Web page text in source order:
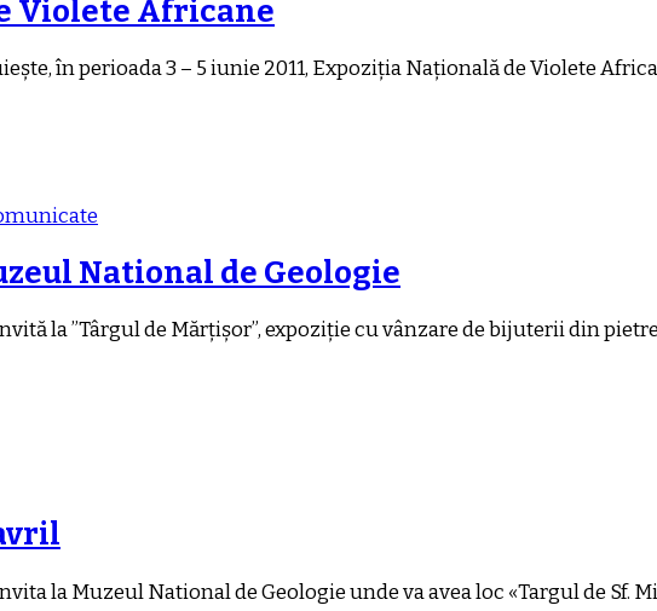
Violete Africane
în perioada 3 – 5 iunie 2011, Expoziția Națională de Violete
National de Geologie
la ”Târgul de Mărțișor”, expoziție cu vânzare de bijuterii din
la Muzeul National de Geologie unde va avea loc «Targul de Sf.